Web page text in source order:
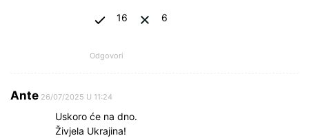
16 6
Odgovori
Ante 26/07/2025 U 11:24
Uskoro će na dno.
Živjela Ukrajina!